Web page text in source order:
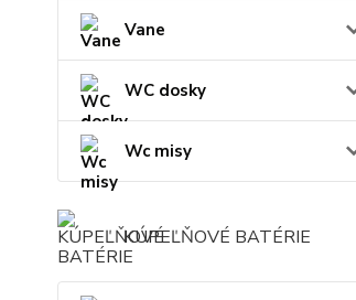
Vane
WC dosky
Wc misy
KÚPEĽŇOVÉ BATÉRIE